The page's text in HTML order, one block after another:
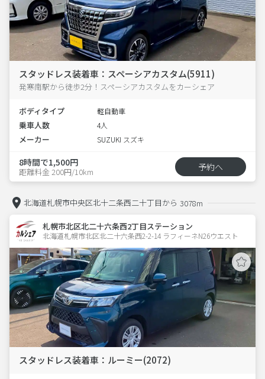
スタッドレス装着車：スペーシアカスタム(5911)
発寒南駅から徒歩2分！スペーシアカスタムをカーシェア
ボディタイプ 軽自動車
乗車人数 4人
メーカー SUZUKI スズキ
8時間で1,500円
距離料金 200円/10km 予約へ
北海道札幌市中央区北十二条西二十丁目から 3078m
札幌市北区北二十六条西2丁目ステーション
北海道札幌市北区北二十六条西2-2-14 ラフィーネN26ウエスト
スタッドレス装着車：ルーミー(2072)